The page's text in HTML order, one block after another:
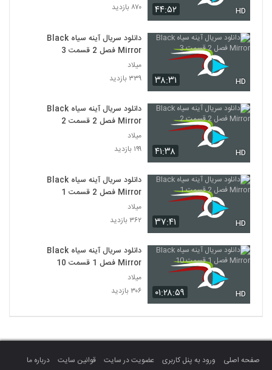
۴۴:۵۲ HD
۸۷۰ بازدید
۳۸:۳۱ HD
دانلود سریال آینه سیاه Black
Mirror فصل 2 قسمت 3
میلاد
۳۳۹ بازدید
۴۱:۳۸ HD
دانلود سریال آینه سیاه Black
Mirror فصل 2 قسمت 2
میلاد
۱۹۹ بازدید
۳۷:۴۱ HD
دانلود سریال آینه سیاه Black
Mirror فصل 2 قسمت 1
میلاد
۳۶۲ بازدید
۰۱:۲۸:۵۹ HD
دانلود سریال آینه سیاه Black
Mirror فصل 1 قسمت 10
میلاد
۳۰۶ بازدید
صفحه اصلی ورود به پنل کاربری عضویت در سایت قوانین سایت
درباره ما